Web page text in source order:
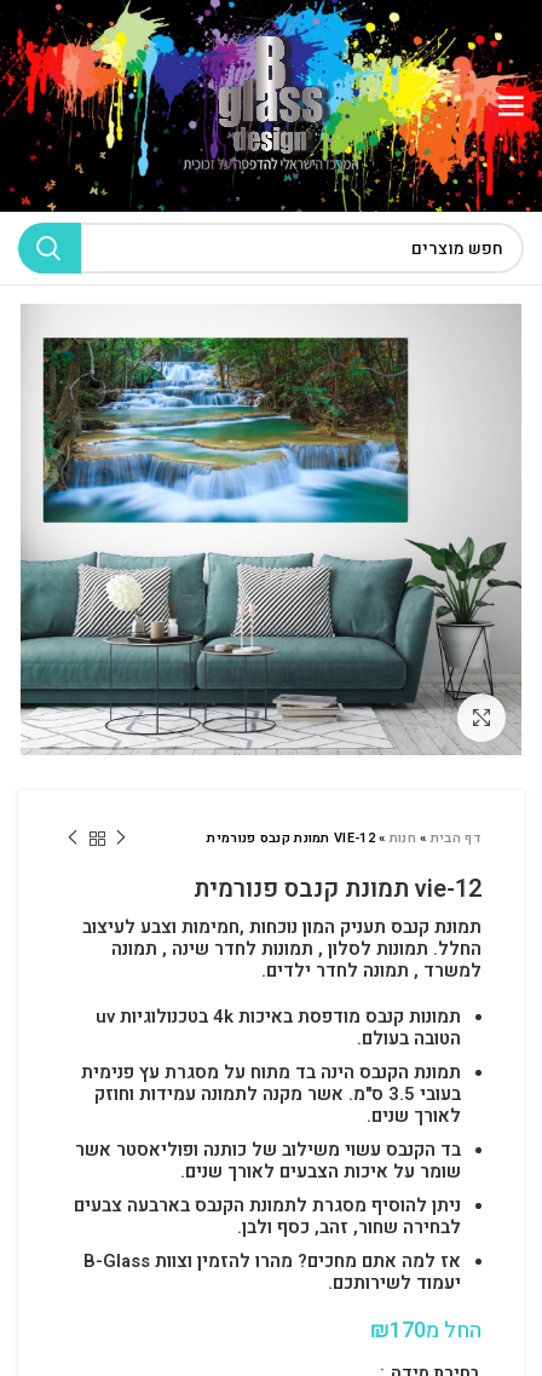
לחץ להגדלה
דף הבית» חנות»VIE-12 תמונת קנבס פנורמית
vie-12 תמונת קנבס פנורמית
תמונת קנבס תעניק המון נוכחות ,חמימות וצבע לעיצוב
החלל. תמונות לסלון , תמונות לחדר שינה , תמונה
למשרד , תמונה לחדר ילדים.
תמונות קנבס מודפסת באיכות 4k בטכנולוגיות uv
הטובה בעולם.
תמונת הקנבס הינה בד מתוח על מסגרת עץ פנימית
בעובי 3.5 ס"מ. אשר מקנה לתמונה עמידות וחוזק
לאורך שנים.
בד הקנבס עשוי משילוב של כותנה ופוליאסטר אשר
שומר על איכות הצבעים לאורך שנים.
ניתן להוסיף מסגרת לתמונת הקנבס בארבעה צבעים
לבחירה שחור, זהב, כסף ולבן.
אז למה אתם מחכים? מהרו להזמין וצוות B-Glass
יעמוד לשירותכם.
החל מ ₪170